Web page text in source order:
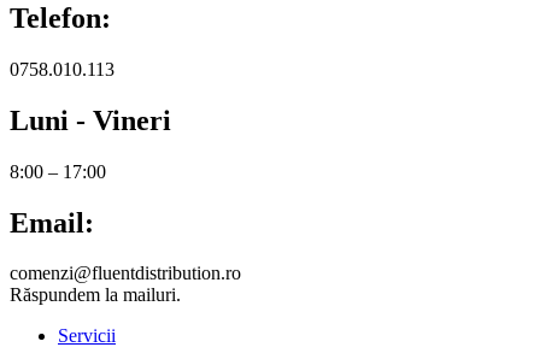
Telefon:
0758.010.113
Luni - Vineri
8:00 – 17:00
Email:
comenzi@fluentdistribution.ro
Răspundem la mailuri.
Servicii